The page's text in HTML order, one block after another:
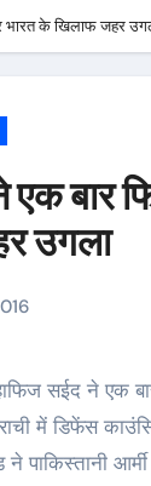
भारत के खि‍लाफ जहर
बार
उगला
में डिफेंस
पाकिस्तानी